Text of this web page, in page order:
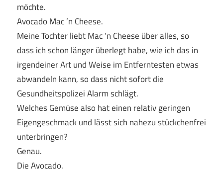
möchte.
Avocado Mac ’n Cheese.
Meine Tochter liebt Mac ’n Cheese über alles, so
dass ich schon länger überlegt habe, wie ich das in
irgendeiner Art und Weise im Entferntesten etwas
abwandeln kann, so dass nicht sofort die
Gesundheitspolizei Alarm schlägt.
Welches Gemüse also hat einen relativ geringen
Eigengeschmack und lässt sich nahezu stückchenfrei
unterbringen?
Genau.
Die Avocado.